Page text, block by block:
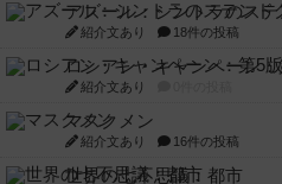
アズール：シントラのステ
紹介文あり 18件の投稿
ロシアン・キャンペーン：
紹介文あり
マスクメン
紹介文あり 16件の投稿
世界の七不思議：都市